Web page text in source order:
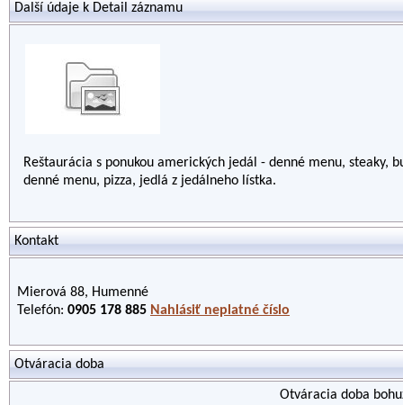
Další údaje k Detail záznamu
Reštaurácia s ponukou amerických jedál - denné menu, steaky,
denné menu, pizza, jedlá z jedálneho lístka.
Kontakt
Mierová 88, Humenné
Telefón: 0905 178 885 Nahlásiť neplatné číslo
Otváracia doba
Otváracia doba